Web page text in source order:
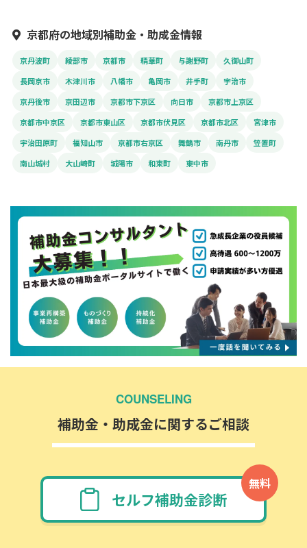
京都府の地域別補助金・助成金情報
京丹波町 綾部市 京都市 精華町 与謝野町
久御山町
長岡京市
木津川市 八幡市 亀岡市 井手町
宇治市
京丹後市
京田辺市 京都市下京区 向日市
京都市上京区
京都市中京区
京都市東山区 京都市伏見区 京都市北区
宮津市
宇治田原町
福知山市 京都市右京区 舞鶴市 南丹市
笠置町
南山城村
大山崎町 城陽市 和束町 東中市
COUNSELING
補助金・助成金に関するご相談
無料
セルフ補助金診断